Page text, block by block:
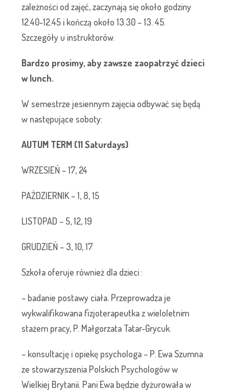
zależności od zajęć, zaczynają się około godziny
12.40-12.45 i kończą około 13.30 – 13. 45.
Szczegóły u instruktorów.
Bardzo prosimy, aby zawsze zaopatrzyć dzieci
w lunch.
W semestrze jesiennym zajęcia odbywać się będą
w następujące soboty:
AUTUM TERM (11 Saturdays)
WRZESIEŃ – 17, 24
PAŹDZIERNIK – 1, 8, 15
LISTOPAD – 5, 12, 19
GRUDZIEŃ – 3, 10, 17
Szkoła oferuje również dla dzieci :
– badanie postawy ciała. Przeprowadza je
wykwalifikowana fizjoterapeutka z wieloletnim
stażem pracy, P. Małgorzata Tatar-Grycuk.
– konsultację i opiekę psychologa – P. Ewa Szumna
ze stowarzyszenia Polskich Psychologów w
Wielkiej Brytanii. Pani Ewa będzie dyżurowała w